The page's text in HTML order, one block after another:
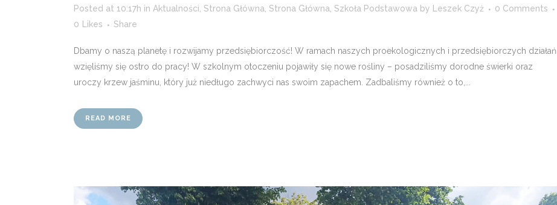
Posted at 10:17h in Aktualności Strona Główna Strona Główna Szkoła Podstawowa by Leszek Czyż
0 Comments
0
Likes Share
Dbamy o naszą planetę i rozwijamy przedsiębiorczość! W ramach naszych proekologicznych i przedsiębiorczych działań
wzięliśmy się ostro do pracy! W szkolnym otoczeniu pojawiły się nowe rośliny – posadziliśmy dorodne świerki oraz
uroczy krzew jaśminu, który już niedługo zachwyci nas swoim zapachem. Zadbaliśmy również o to,...
READ MORE